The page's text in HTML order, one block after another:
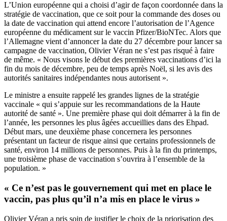
L’Union européenne qui a choisi d’agir de façon coordonnée dans la
stratégie de vaccination, que ce soit pour la commande des doses ou
la date de vaccination qui attend encore l’autorisation de l’Agence
européenne du médicament surle vaccin Pfizer/BioNTec. Alors que
l’Allemagne vient d’annoncer la date du 27 décembre pour lancer sa
campagne de vaccination, Olivier Véran ne s’est pas risqué à faire
de même. « Nous visons le début des premières vaccinations d’ici la
fin du mois de décembre, peu de temps après Noël, si les avis des
autorités sanitaires indépendantes nous autorisent ».
Le ministre a ensuite rappelé les grandes lignes de la stratégie
vaccinale « qui s’appuie sur les recommandations de la Haute
autorité de santé ». Une première phase qui doit démarrer à la fin de
l’année, les personnes les plus âgées accueillies dans des Ehpad.
Début mars, une deuxième phase concernera les personnes
présentant un facteur de risque ainsi que certains professionnels de
santé, environ 14 millions de personnes. Puis à la fin du printemps,
une troisième phase de vaccination s’ouvrira à l’ensemble de la
population. »
« Ce n’est pas le gouvernement qui met en place le
vaccin, pas plus qu’il n’a mis en place le virus »
Olivier Véran a pris soin de justifier le choix de la priorisation des